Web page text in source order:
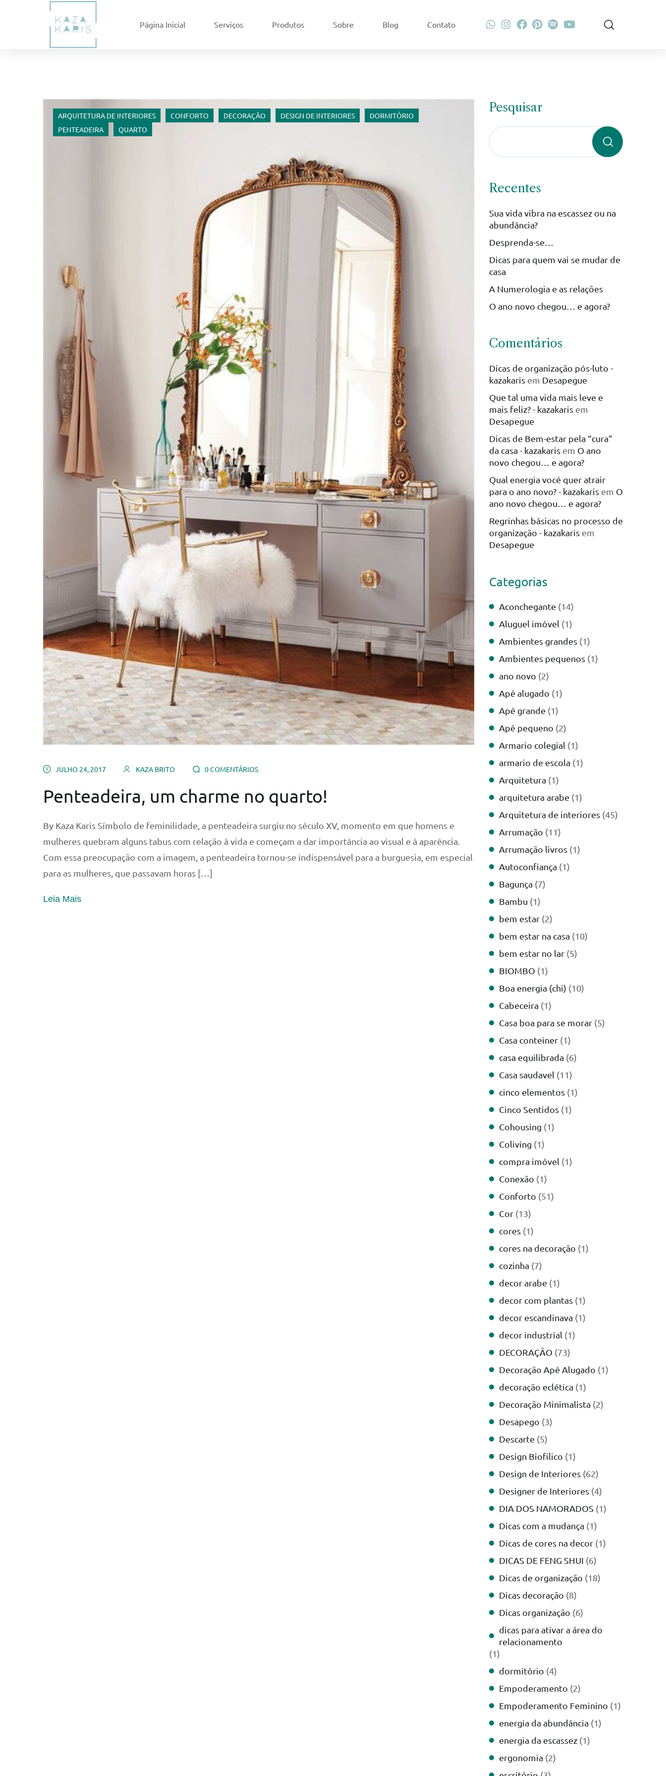
Página Inicial Serviços Produtos Sobre Blog Contato
ARQUITETURA DE INTERIORES CONFORTO DECORAÇÃO DESIGN DE INTERIORES
DORMITÓRIO
PENTEADEIRA
QUARTO
JULHO 24, 2017 KAZA BRITO 0 COMENTÁRIOS
Penteadeira, um charme no quarto!
By Kaza Karis Símbolo de feminilidade, a penteadeira surgiu no século XV, momento em que homens e
mulheres quebram alguns tabus com relação à vida e começam a dar importância ao visual e à aparência.
Com essa preocupação com a imagem, a penteadeira tornou-se indispensável para a burguesia, em especial
para as mulheres, que passavam horas […]
Leia Mais
Pesquisar
Recentes
Sua vida vibra na escassez ou na
abundância?
Desprenda-se…
Dicas para quem vai se mudar de
casa
A Numerologia e as relações
O ano novo chegou… e agora?
Comentários
Dicas de organização pós-luto -
kazakaris em Desapegue
Que tal uma vida mais leve e
mais feliz? - kazakaris em
Desapegue
Dicas de Bem-estar pela “cura”
da casa - kazakaris em O ano
novo chegou… e agora?
Qual energia você quer atrair
para o ano novo? - kazakaris em O
ano novo chegou… e agora?
Regrinhas básicas no processo de
organização - kazakaris em
Desapegue
Categorias
Aconchegante (14)
Aluguel imóvel (1)
Ambientes grandes (1)
Ambientes pequenos (1)
ano novo (2)
Apê alugado (1)
Apê grande (1)
Apê pequeno (2)
Armario colegial (1)
armario de escola (1)
Arquitetura (1)
arquitetura arabe (1)
Arquitetura de interiores (45)
Arrumação (11)
Arrumação livros (1)
Autoconfiança (1)
Bagunça (7)
Bambu (1)
bem estar (2)
bem estar na casa (10)
bem estar no lar (5)
BIOMBO (1)
Boa energia (chi) (10)
Cabeceira (1)
Casa boa para se morar (5)
Casa conteiner (1)
casa equilibrada (6)
Casa saudavel (11)
cinco elementos (1)
Cinco Sentidos (1)
Cohousing (1)
Coliving (1)
compra imóvel (1)
Conexão (1)
Conforto (51)
Cor (13)
cores (1)
cores na decoração (1)
cozinha (7)
decor arabe (1)
decor com plantas (1)
decor escandinava (1)
decor industrial (1)
DECORAÇÃO (73)
Decoração Apê Alugado (1)
decoração eclética (1)
Decoração Minimalista (2)
Desapego (3)
Descarte (5)
Design Biofilico (1)
Design de Interiores (62)
Designer de Interiores (4)
DIA DOS NAMORADOS (1)
Dicas com a mudança (1)
Dicas de cores na decor (1)
DICAS DE FENG SHUI (6)
Dicas de organização (18)
Dicas decoração (8)
Dicas organização (6)
dicas para ativar a área do
relacionamento
(1)
dormitório (4)
Empoderamento (2)
Empoderamento Feminino (1)
energia da abundância (1)
energia da escassez (1)
ergonomia (2)